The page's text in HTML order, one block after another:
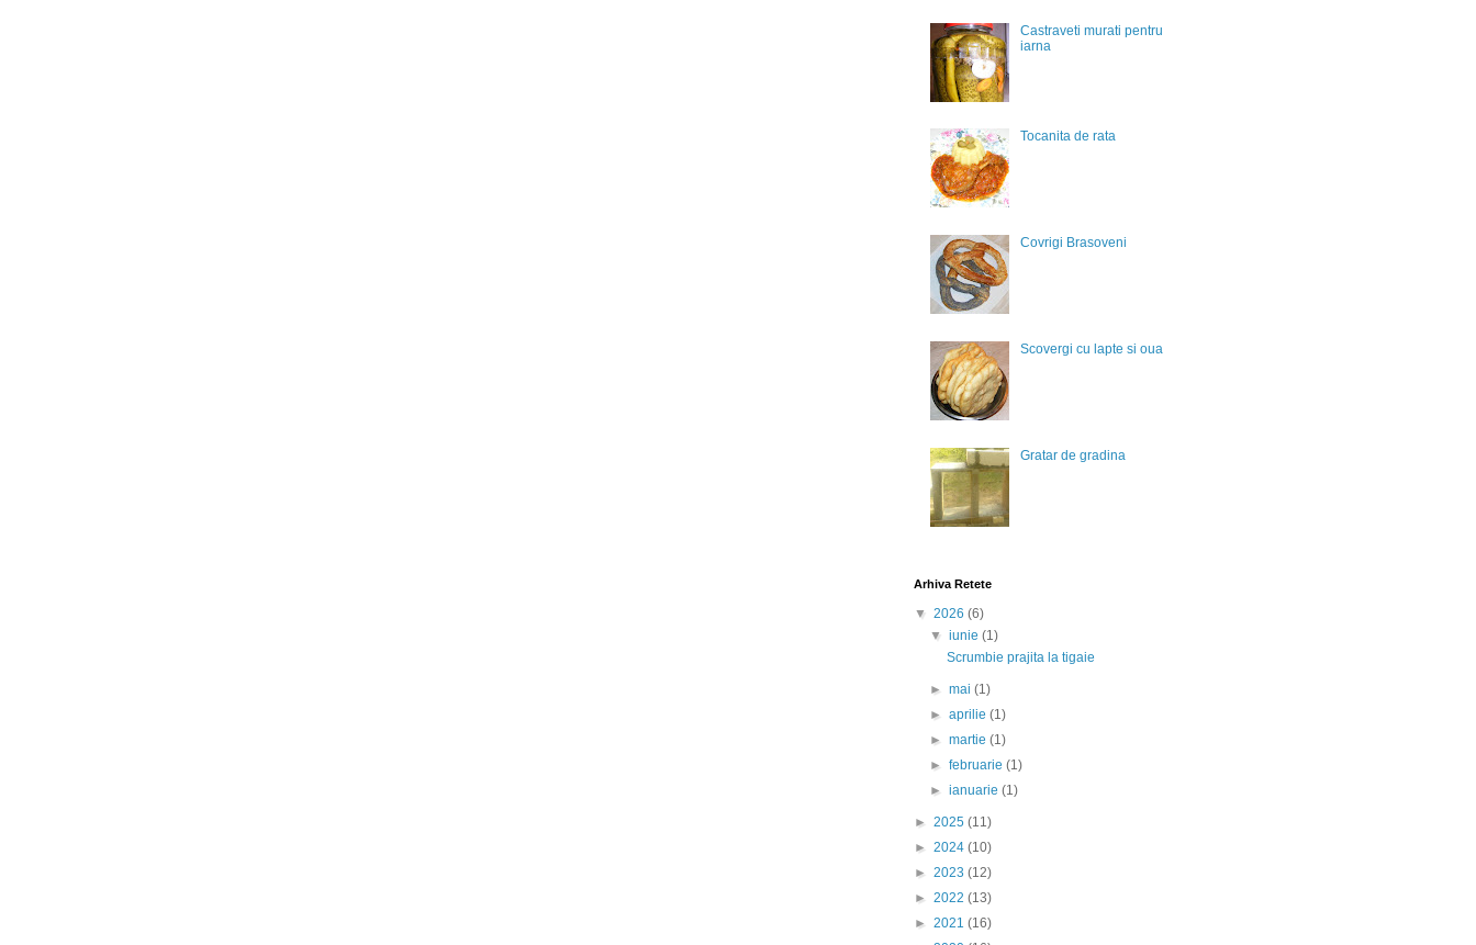
Castraveti murati pentru
iarna
Tocanita de rata
Covrigi Brasoveni
Scovergi cu lapte si oua
Gratar de gradina
Arhiva Retete
▼ 2026 (6)
▼iunie(1)
Scrumbie prajita la tigaie
►mai(1)
►aprilie(1)
►martie(1)
►februarie(1)
►ianuarie(1)
► 2025 (11)
► 2024 (10)
► 2023 (12)
► 2022 (13)
► 2021 (16)